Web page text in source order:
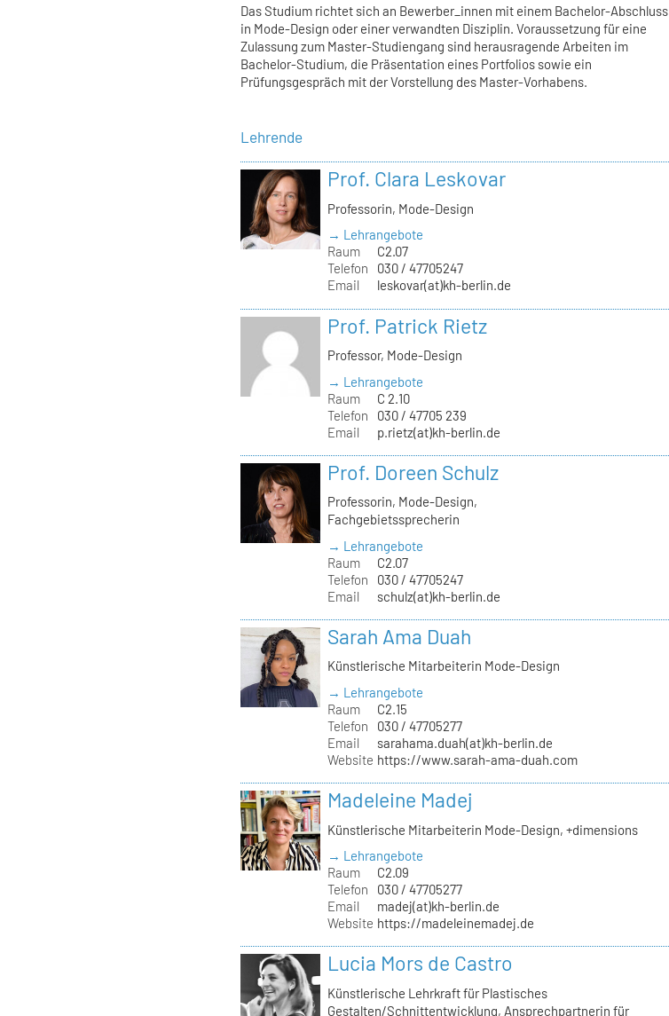
Das Studium richtet sich an Bewerber_innen mit einem Bachelor-Abschluss
in Mode-Design oder einer verwandten Disziplin. Voraussetzung für eine
Zulassung zum Master-Studiengang sind herausragende Arbeiten im
Bachelor-Studium, die Präsentation eines Portfolios sowie ein
Prüfungsgespräch mit der Vorstellung des Master-Vorhabens.
Lehrende
Prof. Clara Leskovar
Professorin, Mode-Design
→ Lehrangebote
Raum
C2.07
Telefon
030 / 47705247
Email
leskovar(at)kh-berlin.de
Prof. Patrick Rietz
Professor, Mode-Design
→ Lehrangebote
Raum
C 2.10
Telefon
030 / 47705 239
Email
p.rietz(at)kh-berlin.de
Prof. Doreen Schulz
Professorin, Mode-Design,
Fachgebietssprecherin
→ Lehrangebote
Raum
C2.07
Telefon
030 / 47705247
Email
schulz(at)kh-berlin.de
Sarah Ama Duah
Künstlerische Mitarbeiterin Mode-Design
→ Lehrangebote
Raum
C2.15
Telefon
030 / 47705277
Email
sarahama.duah(at)kh-berlin.de
Website https://www.sarah-ama-duah.com
Madeleine Madej
Künstlerische Mitarbeiterin Mode-Design, +dimensions
→ Lehrangebote
Raum
C2.09
Telefon
030 / 47705277
Email
madej(at)kh-berlin.de
Website https://madeleinemadej.de
Lucia Mors de Castro
Künstlerische Lehrkraft für Plastisches
Gestalten/Schnittentwicklung, Ansprechpartnerin für